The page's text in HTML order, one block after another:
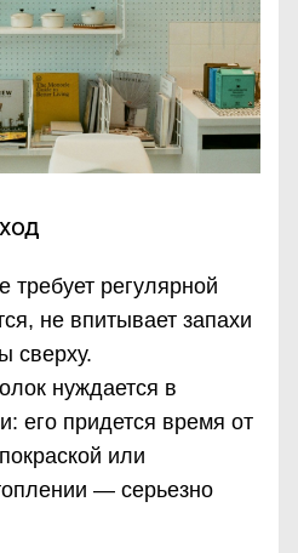
требует регулярной
не впитывает запахи
сверху.
нуждается в
его придется время от
или
— серьезно